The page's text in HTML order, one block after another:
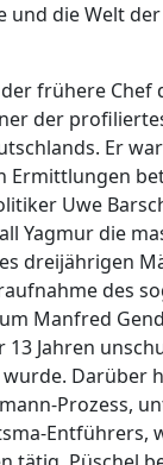
und die Welt
frühere
der
Er
Ermittlungen
Uwe
Yagmur die
dreijährigen
des
um Manfred
13 Jahren
Darüber
Prozess,
Entführers,